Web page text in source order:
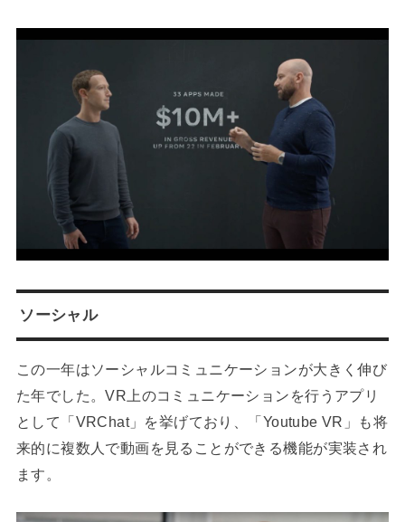
ソーシャル
この一年はソーシャルコミュニケーションが大きく伸び
た年でした。VR上のコミュニケーションを行うアプリ
として「VRChat」を挙げており、「Youtube VR」も将
来的に複数人で動画を見ることができる機能が実装され
ます。